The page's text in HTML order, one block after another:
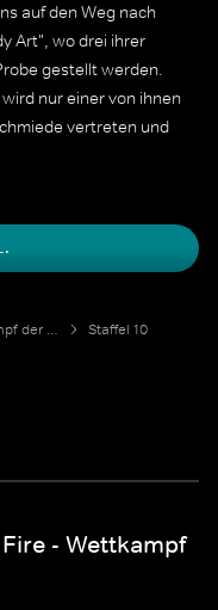
auf den Weg nach
Art", wo drei ihrer
gestellt werden.
nur einer von ihnen
vertreten und
Forged in Fire - Wettkampf der Schmiede
Staffel 10
- Wettkampf